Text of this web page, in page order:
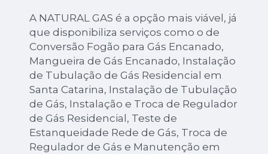
A NATURAL GAS é a opção mais viável, já
que disponibiliza serviços como o de
Conversão Fogão para Gás Encanado,
Mangueira de Gás Encanado, Instalação
de Tubulação de Gás Residencial em
Santa Catarina, Instalação de Tubulação
de Gás, Instalação e Troca de Regulador
de Gás Residencial, Teste de
Estanqueidade Rede de Gás, Troca de
Regulador de Gás e Manutenção em